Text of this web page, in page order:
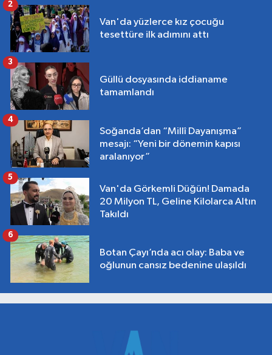
Van'da yüzlerce kız çocuğu
tesettüre ilk adımını attı
2
Güllü dosyasında iddianame
tamamlandı
3
Soğanda’dan “Millî Dayanışma”
mesajı: “Yeni bir dönemin kapısı
aralanıyor”
4
Van'da Görkemli Düğün! Damada
20 Milyon TL, Geline Kilolarca Altın
Takıldı
5
Botan Çayı’nda acı olay: Baba ve
oğlunun cansız bedenine ulaşıldı
6